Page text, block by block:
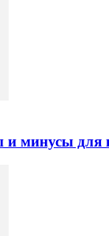
минусы для